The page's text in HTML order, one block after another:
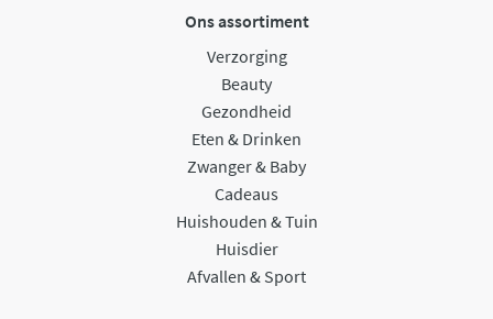
Ons assortiment
Verzorging
Beauty
Gezondheid
Eten & Drinken
Zwanger & Baby
Cadeaus
Huishouden & Tuin
Huisdier
Afvallen & Sport